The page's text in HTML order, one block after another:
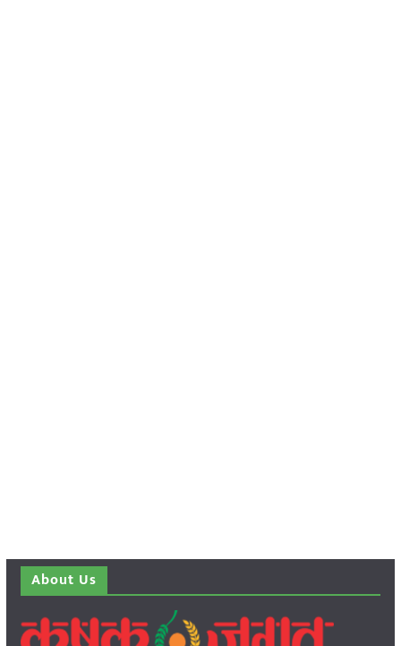
About Us